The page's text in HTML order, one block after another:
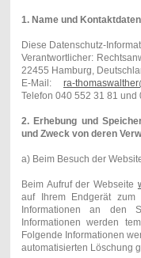
1. Name und
Diese Datenschutz-
Verantwortlicher:
22455 Hamburg,
E-Mail: ra-
Telefon 040 552 31 81
2. Erhebung und
und Zweck von deren
a) Beim Besuch der
Beim Aufruf der Webseite
auf Ihrem Endgerät zum
Informationen an den
Informationen werden
Folgende Informationen
automatisierten Löschung